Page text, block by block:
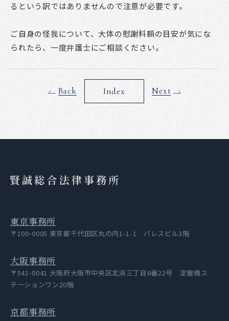
るという訳ではありませんので注意が必要です。
ご自身の怪我について、大体の慰謝料額の目安が気にな
られたら、一度弁護士にご相談ください。
Back Index Next
東京事務所
〒100-0005 東京都千代田区丸の内1-1-1 パレスビル3階
大阪事務所
〒541-0041 大阪府大阪市中央区北浜三丁目6番22号 淀屋橋ス
テーションワン20階
京都事務所